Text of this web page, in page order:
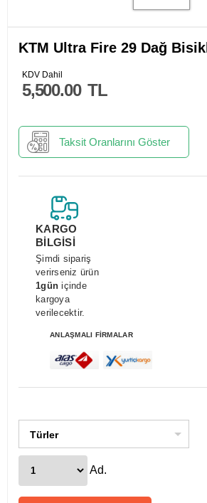
KTM Ultra Fire 29 Dağ
5,500.00 TL
KDV Dahil
Taksit Oranlarını Göster
KARGO
BİLGİSİ
Şimdi sipariş
verirseniz ürün
1gün içinde
kargoya
verilecektir.
ANLAŞMALI FİRMALAR
Türler
Ad.